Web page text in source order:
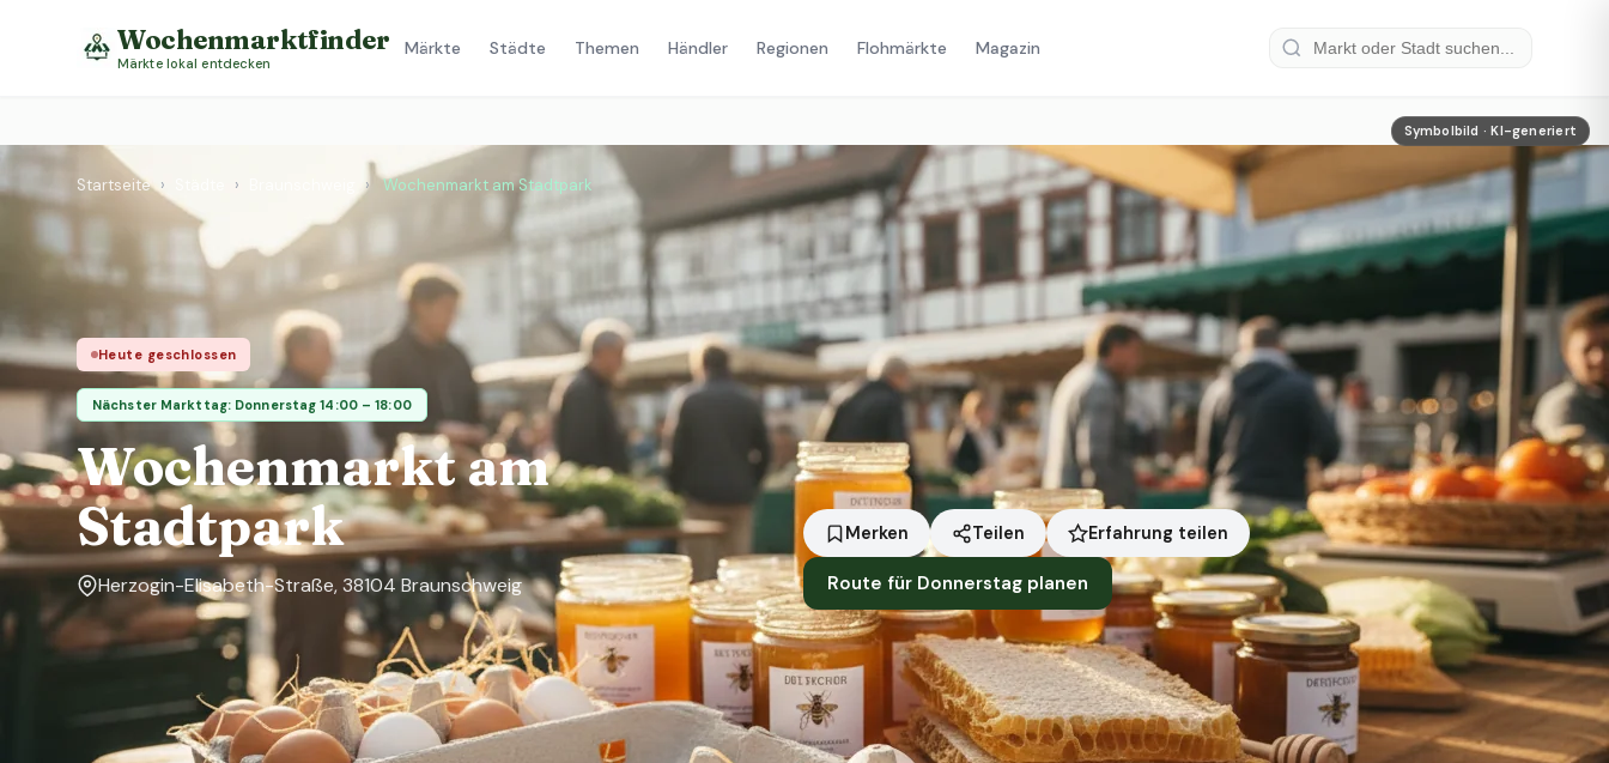
Wochenmarktfinder
Märkte lokal entdecken
Märkte Städte Themen Händler Regionen Flohmärkte Magazin
Symbolbild · KI-generiert
Startseite › › › Wochenmarkt am Stadtpark
Heute geschlossen
Nächster Markttag: Donnerstag 14:00 – 18:00
Wochenmarkt am
Stadtpark
Herzogin-Elisabeth-Straße, 38104 Braunschweig
Merken Teilen Erfahrung teilen
Route für Donnerstag planen
Symbolbild · KI-generiert